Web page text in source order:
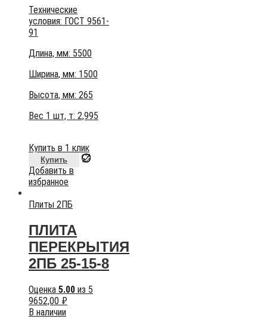
Технические
условия: ГОСТ 9561-
91
Длина, мм: 5500
Ширина, мм: 1500
Высота, мм: 265
Вес 1 шт, т: 2,995
Купить в 1 клик
Купить
Добавить в
избранное
Плиты 2ПБ
ПЛИТА
ПЕРЕКРЫТИЯ
2ПБ 25-15-8
Оценка 5.00 из 5
9652,00 ₽
В наличии